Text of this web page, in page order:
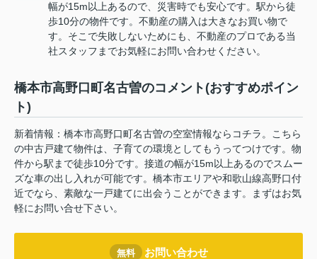
幅が15m以上あるので、災害時でも安心です。駅から徒
歩10分の物件です。不動産の購入は大きなお買い物で
す。そこで失敗しないためにも、不動産のプロである当
社スタッフまでお気軽にお問い合わせください。
橋本市高野口町名古曽のコメント(おすすめポイン
ト)
新着情報：橋本市高野口町名古曽の空室情報ならコチラ。こちら
の中古戸建て物件は、子育ての環境としてもうってつけです。物
件から駅まで徒歩10分です。接道の幅が15m以上あるのでスムー
ズな車の出し入れが可能です。橋本市エリアや和歌山線高野口付
近でなら、素敵な一戸建てに出会うことができます。まずはお気
軽にお問い合せ下さい。
無料 お問い合わせ